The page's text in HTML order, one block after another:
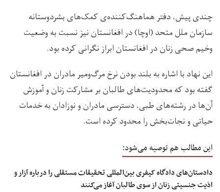
چندی پیش، دفتر هماهنگ‌کننده‌‌ی کمک‌های بشردوستانه
سازمان ملل متحد (اوچا) در افغانستان نیز نسبت به وضعیت
وخیم صحی زنان در افغانستان ابراز نگرانی کرده بود.
این نهاد با اشاره به بلند بودن نرخ مرگ‌ومیر مادران در افغانستان
گفته بود که محدودیت‌های طالبان بر مشارکت زنان و آموزش
آن‌ها در رشته‌های طبی، دسترسی مادران و نوزادان به خدمات
حیاتی و نجات‌بخش را محدود کرده است.
این مطالب هم توصیه می‌شود:
دادستان‌های دادگاه کیفری بین‌المللی تحقیقات مستقلی را درباره آزار و
اذیت جنسیتی زنان از سوی طالبان آغاز می‌کنند